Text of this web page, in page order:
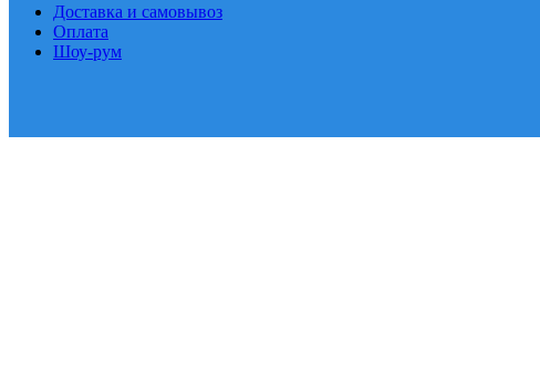
Доставка и самовывоз
Оплата
Шоу-рум